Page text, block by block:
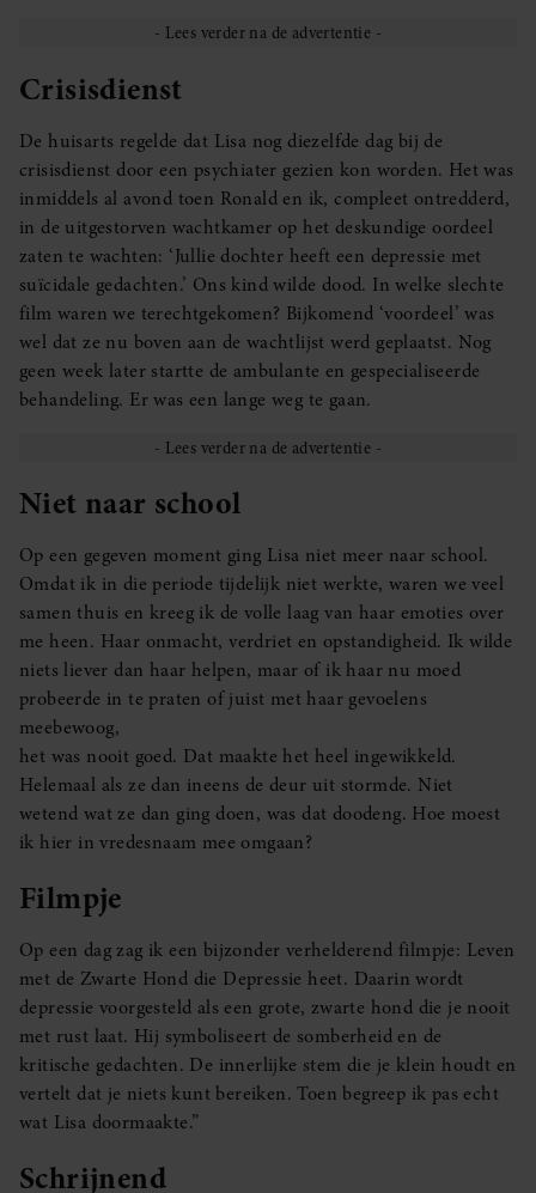
Crisisdienst
De huisarts regelde dat Lisa nog diezelfde dag bij de
crisisdienst door een psychiater gezien kon worden. Het was
inmiddels al avond toen Ronald en ik, compleet ontredderd,
in de uitgestorven wachtkamer op het deskundige oordeel
zaten te wachten: ‘Jullie dochter heeft een depressie met
suïcidale gedachten.’ Ons kind wilde dood. In welke slechte
film waren we terechtgekomen? Bijkomend ‘voordeel’ was
wel dat ze nu boven aan de wachtlijst werd geplaatst. Nog
geen week later startte de ambulante en gespecialiseerde
behandeling. Er was een lange weg te gaan.
Niet naar school
Op een gegeven moment ging Lisa niet meer naar school.
Omdat ik in die periode tijdelijk niet werkte, waren we veel
samen thuis en kreeg ik de volle laag van haar emoties over
me heen. Haar onmacht, verdriet en opstandigheid. Ik wilde
niets liever dan haar helpen, maar of ik haar nu moed
probeerde in te praten of juist met haar gevoelens
meebewoog,
het was nooit goed. Dat maakte het heel ingewikkeld.
Helemaal als ze dan ineens de deur uit stormde. Niet
wetend wat ze dan ging doen, was dat doodeng. Hoe moest
ik hier in vredesnaam mee omgaan?
Filmpje
Op een dag zag ik een bijzonder verhelderend filmpje: Leven
met de Zwarte Hond die Depressie heet. Daarin wordt
depressie voorgesteld als een grote, zwarte hond die je nooit
met rust laat. Hij symboliseert de somberheid en de
kritische gedachten. De innerlijke stem die je klein houdt en
vertelt dat je niets kunt bereiken. Toen begreep ik pas echt
wat Lisa doormaakte.”
Schrijnend